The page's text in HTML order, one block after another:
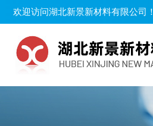
欢迎访问湖北新景新材料有限公司！